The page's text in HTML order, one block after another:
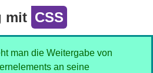
mit CSS
man die Weitergabe von
an seine